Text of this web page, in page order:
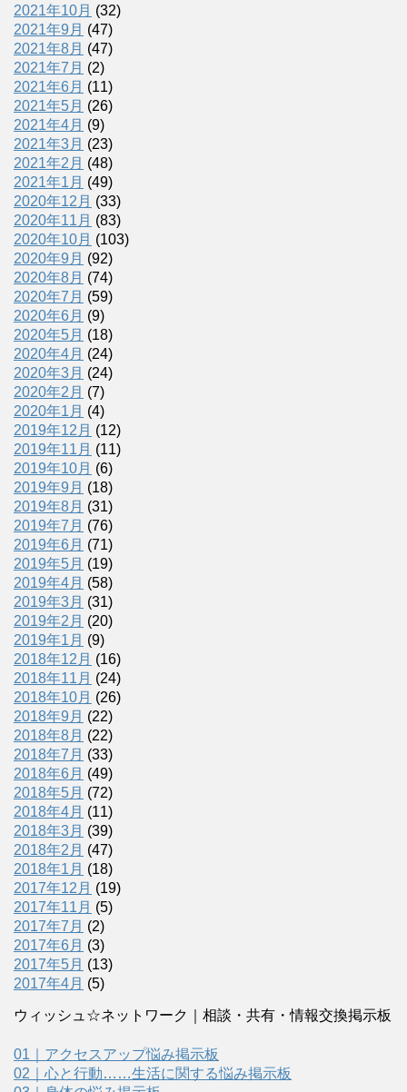
2021年10月 (32)
2021年9月 (47)
2021年8月 (47)
2021年7月 (2)
2021年6月 (11)
2021年5月 (26)
2021年4月 (9)
2021年3月 (23)
2021年2月 (48)
2021年1月 (49)
2020年12月 (33)
2020年11月 (83)
2020年10月 (103)
2020年9月 (92)
2020年8月 (74)
2020年7月 (59)
2020年6月 (9)
2020年5月 (18)
2020年4月 (24)
2020年3月 (24)
2020年2月 (7)
2020年1月 (4)
2019年12月 (12)
2019年11月 (11)
2019年10月 (6)
2019年9月 (18)
2019年8月 (31)
2019年7月 (76)
2019年6月 (71)
2019年5月 (19)
2019年4月 (58)
2019年3月 (31)
2019年2月 (20)
2019年1月 (9)
2018年12月 (16)
2018年11月 (24)
2018年10月 (26)
2018年9月 (22)
2018年8月 (22)
2018年7月 (33)
2018年6月 (49)
2018年5月 (72)
2018年4月 (11)
2018年3月 (39)
2018年2月 (47)
2018年1月 (18)
2017年12月 (19)
2017年11月 (5)
2017年7月 (2)
2017年6月 (3)
2017年5月 (13)
2017年4月 (5)
ウィッシュ☆ネットワーク｜相談・共有・情報交換掲示板
01｜アクセスアップ悩み掲示板
02｜心と行動……生活に関する悩み掲示板